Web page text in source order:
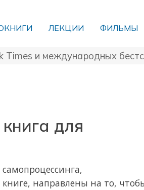
ЛЕКЦИИ ФИЛЬМЫ
Times и международных
для
направлены на то,